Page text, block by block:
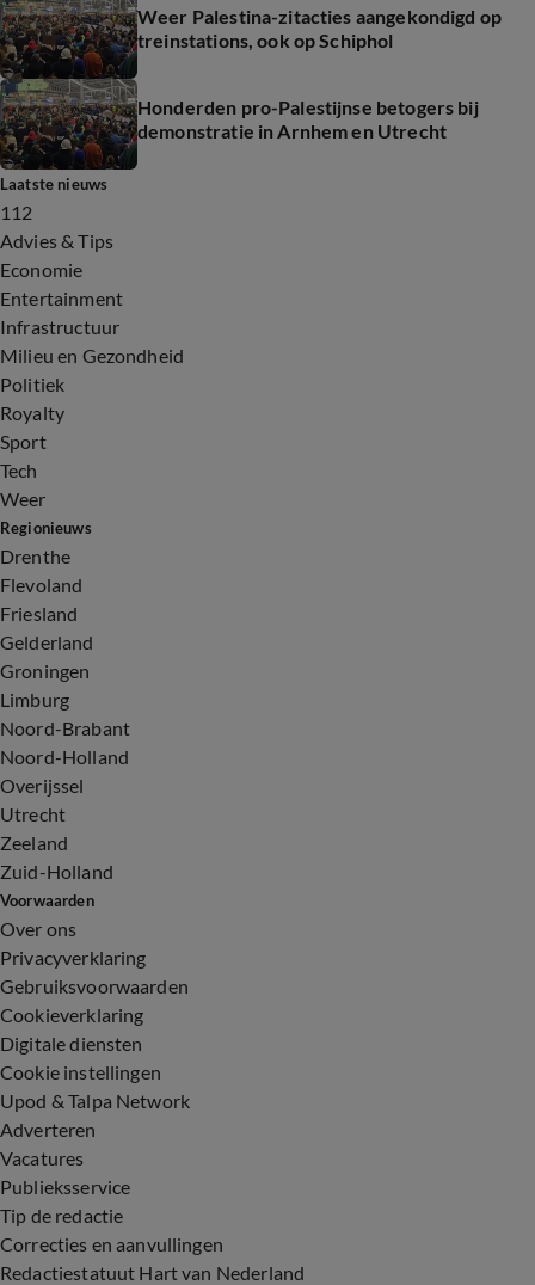
Weer Palestina-zitacties aangekondigd op
treinstations, ook op Schiphol
Honderden pro-Palestijnse betogers bij
demonstratie in Arnhem en Utrecht
Laatste nieuws
112
Advies & Tips
Economie
Entertainment
Infrastructuur
Milieu en Gezondheid
Politiek
Royalty
Sport
Tech
Weer
Regionieuws
Drenthe
Flevoland
Friesland
Gelderland
Groningen
Limburg
Noord-Brabant
Noord-Holland
Overijssel
Utrecht
Zeeland
Zuid-Holland
Voorwaarden
Over ons
Privacyverklaring
Gebruiksvoorwaarden
Cookieverklaring
Digitale diensten
Cookie instellingen
Upod & Talpa Network
Adverteren
Vacatures
Publieksservice
Tip de redactie
Correcties en aanvullingen
Redactiestatuut Hart van Nederland